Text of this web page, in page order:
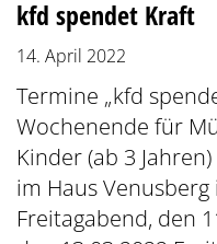
kfd spendet Kraft
14. April 2022
Termine „kfd
Wochenende für
Kinder (ab 3
im Haus
Freitagabend, den